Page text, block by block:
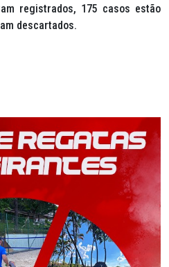
registrados, 175 casos estão
descartados.